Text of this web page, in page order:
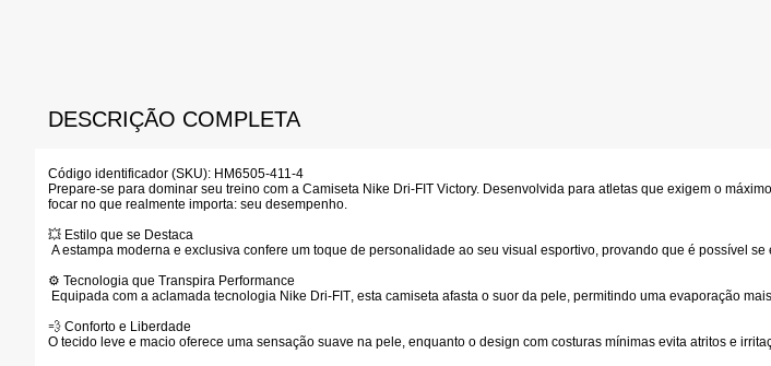
DESCRIÇÃO COMPLETA
Código identificador (SKU): HM6505-411-4
Prepare-se para dominar seu treino com a Camiseta Nike Dri-FIT Victory. Desenvolvida para atletas que exigem o
focar no que realmente importa: seu desempenho.
💥 Estilo que se Destaca
A estampa moderna e exclusiva confere um toque de personalidade ao seu visual esportivo, provando que é possível
⚙️ Tecnologia que Transpira Performance
Equipada com a aclamada tecnologia Nike Dri-FIT, esta camiseta afasta o suor da pele, permitindo uma evaporação
💨 Conforto e Liberdade
O tecido leve e macio oferece uma sensação suave na pele, enquanto o design com costuras mínimas evita atritos e